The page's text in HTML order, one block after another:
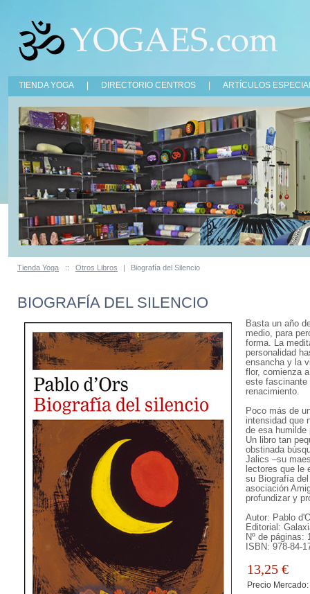
TIENDA YOGA DIRECTORIO CENTROS ARTÍCULOS
Tienda Yoga :: Otros Libros | Biografía del Silencio
BIOGRAFÍA DEL SILENCIO
Basta un año
medio, para
forma. La
personalidad
ensancha y la
flor, comienza
este fascinante
renacimiento.
Poco más de
intensidad que
de esa humilde
Un libro tan
obstinada
Jalics –su
lectores que le
su Biografía
asociación
profundizar y
Autor: Pablo
Editorial:
Nº de páginas:
ISBN: 978-84-
13,25 €
Precio Mercado: